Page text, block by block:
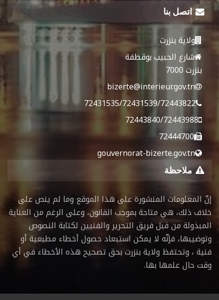
اتصل بنا
ولاية بنزرت
شارع الحبيب بوقطفة
بنزرت 7000
bizerte@interieur.gov.tn
72431535/72431539/72443822
72443840/72443988
72444700
gouvernorat-bizerte.gov.tn
ملاحظة
إنّ المعلومات المنشورة على هذا الموقع وما لم ينص على
خلاف ذلك، هي متاحة بموجب القانون، وعلى الرغم من العناية
المبذولة من قبل فريق التحرير والفنيين لكتابة النصوص
وتوضيبها، فإنّه لا يمكن استبعاد حصول أخطاء مطبعية أو
فنية ، وتحتفظ ولاية بنزرت بحق تصحيح هذه الأخطاء في أي
وقت حال علمها بها.